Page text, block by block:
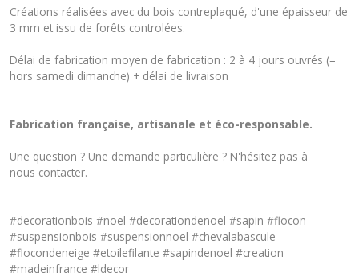
Créations réalisées avec du bois contreplaqué, d'une épaisseur de
3 mm et issu de forêts controlées.
Délai de fabrication moyen de fabrication : 2 à 4 jours ouvrés (=
hors samedi dimanche) + délai de livraison
Fabrication française, artisanale et éco-responsable.
Une question ? Une demande particulière ? N'hésitez pas à
nous contacter.
#decorationbois #noel #decorationdenoel #sapin #flocon
#suspensionbois #suspensionnoel #chevalabascule
#flocondeneige #etoilefilante #sapindenoel #creation
#madeinfrance #ldecor